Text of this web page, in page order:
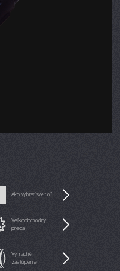
Ako vybrať svetlo?
Veľkoobchodný
predaj
Výhradné
zastúpenie